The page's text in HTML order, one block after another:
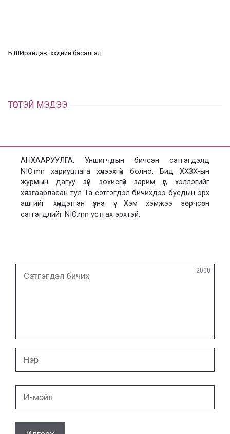
х
Б.ШИрэндэв, хүүхдийн бясалгал
ТӨСТЭЙ МЭДЭЭ
АНХААРУУЛГА: Уншигчдын бичсэн сэтгэгдэлд
NIO.mn хариуцлага хүлээхгүй болно. Бид ХХЗХ-ын
журмын дагуу зүй зохисгүй зарим үг, хэллэгийг
хязгаарласан тул Та сэтгэгдэл бичихдээ бусдын эрх
ашгийг хүндэтгэн үзнэ үү. Хэм хэмжээ зөрчсөн
сэтгэгдлийг NIO.mn устгах эрхтэй.
2000
мэйл